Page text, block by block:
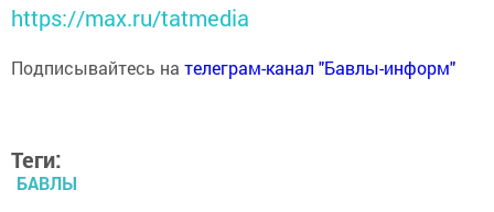
https://max.ru/tatmedia
Подписывайтесь на телеграм-канал "Бавлы-информ"
Теги:
БАВЛЫ